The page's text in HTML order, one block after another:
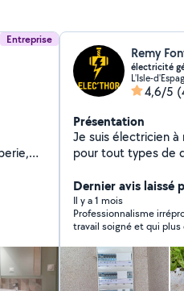
Entreprise
Remy
électricité
L'Isle-
4,6/5
Présentation
Je suis électricien
pour tout types de
m'appeler pour un
de votre installation
gratuitement dans
Au plaisir de vous
Dernier avis laissé
Il y a 1 mois
Professionnalisme